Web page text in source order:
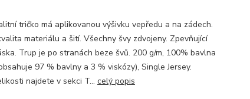
tričko má aplikovanou výšivku vepředu a na zádech.
materiálu a šití. Všechny švy zdvojeny. Zpevňující
Trup je po stranách beze švů. 200 g/m, 100% bavlna
97 % bavlny a 3 % viskózy), Single Jersey.
najdete v sekci T... celý popis